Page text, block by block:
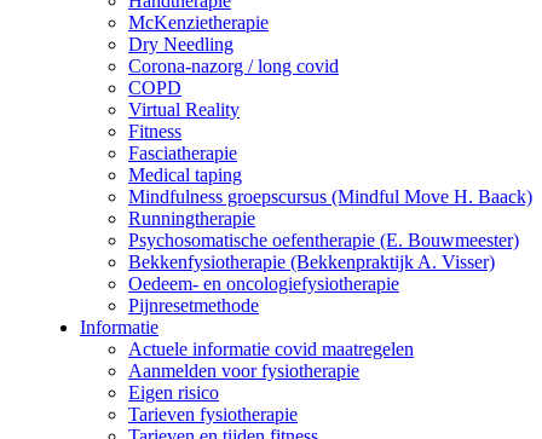
McKenzietherapie
Dry Needling
Corona-nazorg / long covid
COPD
Virtual Reality
Fitness
Fasciatherapie
Medical taping
Mindfulness groepscursus (Mindful Move H. Baack)
Runningtherapie
Psychosomatische oefentherapie (E. Bouwmeester)
Bekkenfysiotherapie (Bekkenpraktijk A. Visser)
Oedeem- en oncologiefysiotherapie
Pijnresetmethode
Informatie
Actuele informatie covid maatregelen
Aanmelden voor fysiotherapie
Eigen risico
Tarieven fysiotherapie